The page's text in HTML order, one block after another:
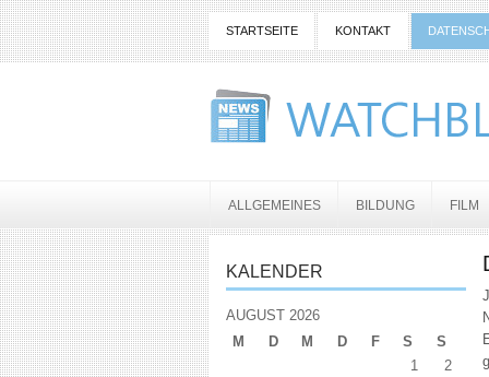
STARTSEITE KONTAKT
ALLGEMEINES BILDUNG FILM
KALENDER
AUGUST 2026
M
D M D F S
S
1
2